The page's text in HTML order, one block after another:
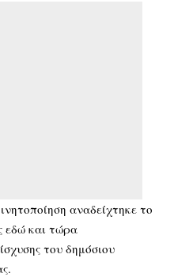
αναδείχτηκε το
εδώ και τώρα
του δημόσιου